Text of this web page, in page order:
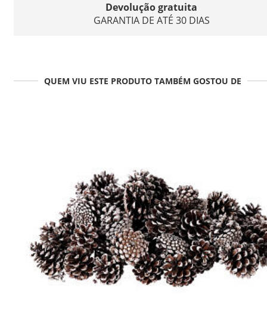
Devolução gratuita
GARANTIA DE ATÉ 30 DIAS
QUEM VIU ESTE PRODUTO TAMBÉM GOSTOU DE